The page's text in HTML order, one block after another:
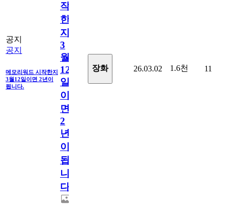
공지
공지
메모리워드 시작한지
3월12일이면 2년이
됩니다.
작
한
지
3
월
12
일
이
면
2
년
이
됩
니
다.
장화 26.03.02 1.6천 11